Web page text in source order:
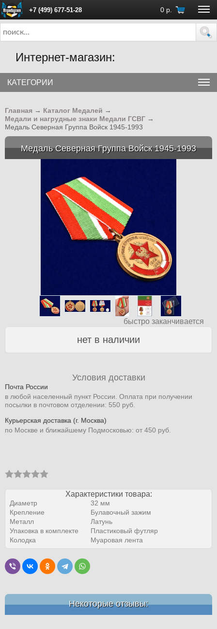
+7 (499) 677-51-28 0 р.
ПН - ПТ с 10:00 до 18:00 (Москва)
Интернет-магазин:
КАТЕГОРИИ
Главная → Каталог Медалей →
Медали и нагрудные знаки Медали ГСВГ →
Медаль Северная Группа Войск 1945-1993
Медаль Северная Группа Войск 1945-1993
быстро заканчивается
нет в наличии
Условия доставки
Почта России
в любой населенный пункт России. Оплата при получении
посылки в почтовом отделении: 550 руб.
Курьерская доставка (г. Москва)
по Москве и ближайшему Подмосковью: от 450 руб.
Характеристики товара:
Диаметр
32 мм
Крепление
Булавочный зажим
Металл
Латунь
Упаковка в комплекте
Пластиковый футляр
Колодка
Муаровая лента
Некоторые отзывы: